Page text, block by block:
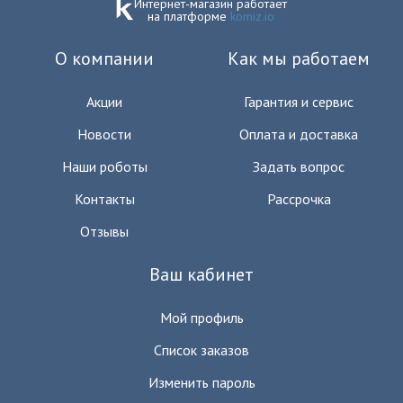
на платформе komiz.io
О компании
Акции
Новости
Наши роботы
Контакты
Отзывы
Как мы работаем
Гарантия и сервис
Оплата и доставка
Задать вопрос
Рассрочка
Ваш кабинет
Мой профиль
Список заказов
Изменить пароль